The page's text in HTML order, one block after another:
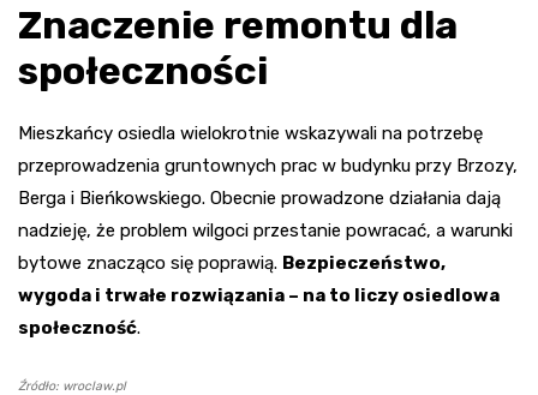
Znaczenie remontu dla
społeczności
Mieszkańcy osiedla wielokrotnie wskazywali na potrzebę
przeprowadzenia gruntownych prac w budynku przy Brzozy,
Berga i Bieńkowskiego. Obecnie prowadzone działania dają
nadzieję, że problem wilgoci przestanie powracać, a warunki
bytowe znacząco się poprawią. Bezpieczeństwo,
wygoda i trwałe rozwiązania – na to liczy osiedlowa
społeczność.
Źródło: wroclaw.pl